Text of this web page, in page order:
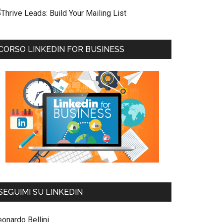
LINKEDIN FOR BUSINESS
SU LINKEDIN
Bellini